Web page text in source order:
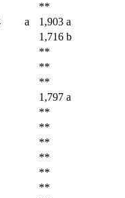
**
a 1,903 a
1,716 b
**
**
**
1,797 a
**
**
**
**
**
**